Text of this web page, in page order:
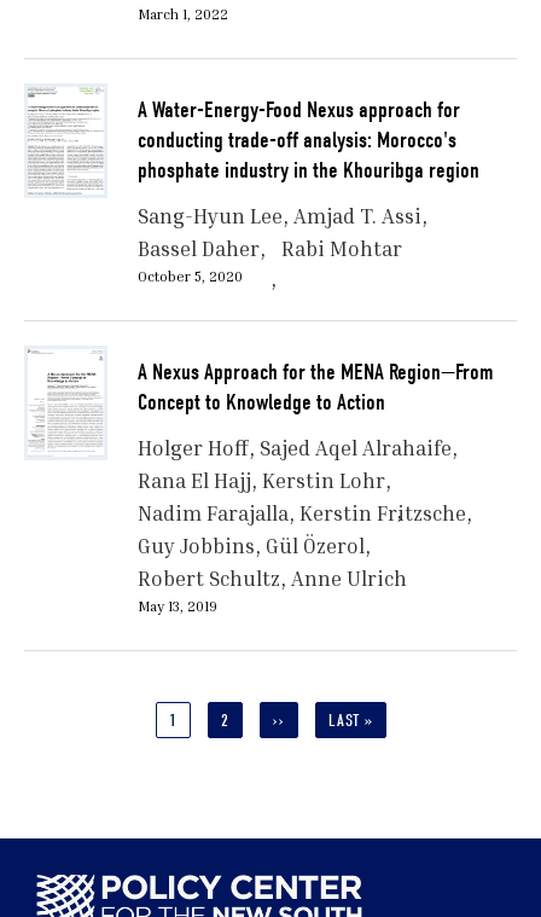
March 1, 2022
A Water-Energy-Food Nexus approach for
conducting trade-off analysis: Morocco's
phosphate industry in the Khouribga region
Sang-Hyun Lee Amjad T. Assi
Bassel Daher
Rabi Mohtar
October 5, 2020
A Nexus Approach for the MENA Region—From
Concept to Knowledge to Action
Holger Hoff Sajed Aqel Alrahaife
Rana El Hajj Kerstin Lohr
Nadim Farajalla Kerstin Fritzsche
Guy Jobbins Gül Özerol
Robert Schultz Anne Ulrich
May 13, 2019
CURRENT
1 PAGE
2
NEXT
››
LAST
LAST »